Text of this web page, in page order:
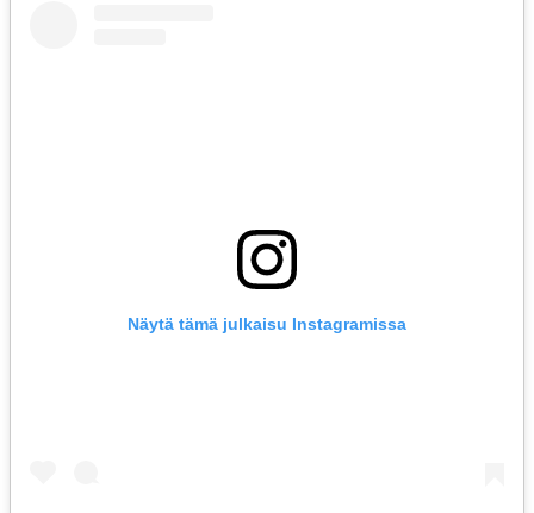
Näytä tämä julkaisu Instagramissa